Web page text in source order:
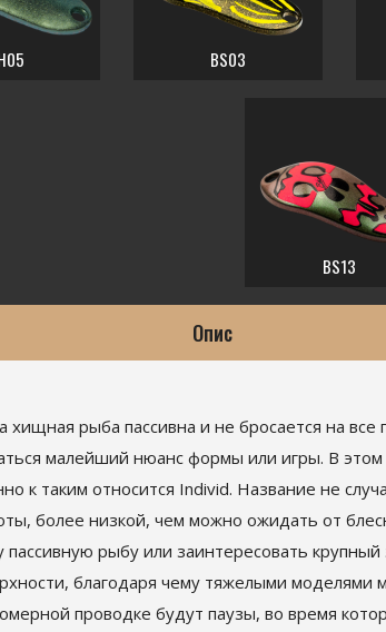
BS03
BS13
Опис
хищная рыба пассивна и не бросается на
малейший нюанс формы или игры. В
к таким относится Individ. Название не
более низкой, чем можно ожидать от
пассивную рыбу или заинтересовать
благодаря чему тяжелыми
проводке будут паузы, во время